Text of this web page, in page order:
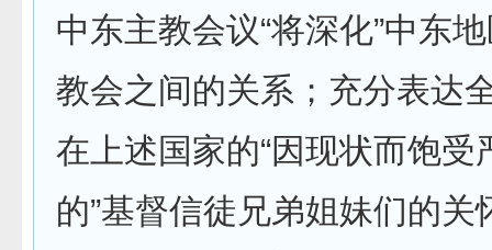
中东主教会议“将深化”中东
教会之间的关系；充分表达
在上述国家的“因现状而饱受
的”基督信徒兄弟姐妹们的关